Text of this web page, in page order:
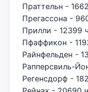
Праттельн -
Прегассона -
Прилли - 12399
Пфаффикон -
Райнфельден -
Рапперсвиль-
Регенсдорф -